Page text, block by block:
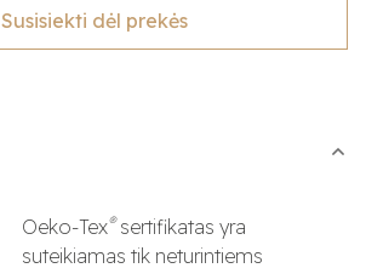
Susisiekti dėl prekės
Oeko-Tex®sertifikatas yra
suteikiamas tik neturintiems